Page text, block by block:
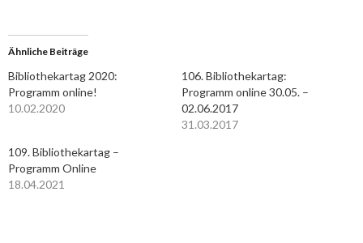
Ähnliche Beiträge
Bibliothekartag 2020:
Programm online!
10.02.2020
106. Bibliothekartag:
Programm online 30.05. –
02.06.2017
31.03.2017
109. Bibliothekartag –
Programm Online
18.04.2021